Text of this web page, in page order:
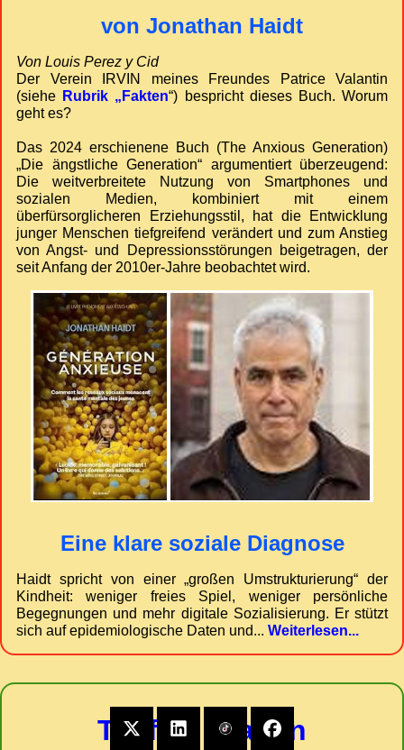
von Jonathan Haidt
Von Louis Perez y Cid
Der Verein IRVIN meines Freundes Patrice Valantin
(siehe Rubrik „Fakten“) bespricht dieses Buch. Worum
geht es?
Das 2024 erschienene Buch (The Anxious Generation)
„Die ängstliche Generation“ argumentiert überzeugend:
Die weitverbreitete Nutzung von Smartphones und
sozialen Medien, kombiniert mit einem
überfürsorglicheren Erziehungsstil, hat die Entwicklung
junger Menschen tiefgreifend verändert und zum Anstieg
von Angst- und Depressionsstörungen beigetragen, der
seit Anfang der 2010er-Jahre beobachtet wird.
Eine klare soziale Diagnose
Haidt spricht von einer „großen Umstrukturierung“ der
Kindheit: weniger freies Spiel, weniger persönliche
Begegnungen und mehr digitale Sozialisierung. Er stützt
sich auf epidemiologische Daten und... Weiterlesen...
Tapfere Frauen